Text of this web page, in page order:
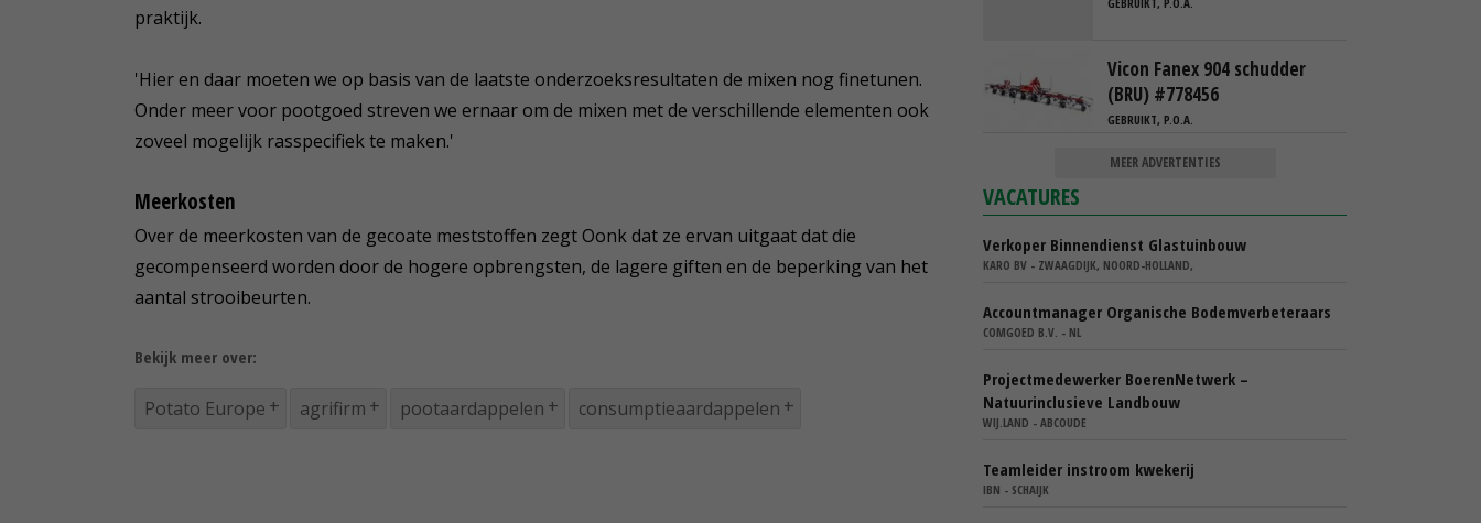
praktijk.
'Hier en daar moeten we op basis van de laatste onderzoeksresultaten de mixen nog finetunen.
Onder meer voor pootgoed streven we ernaar om de mixen met de verschillende elementen ook
zoveel mogelijk rasspecifiek te maken.'
Meerkosten
Over de meerkosten van de gecoate meststoffen zegt Oonk dat ze ervan uitgaat dat die
gecompenseerd worden door de hogere opbrengsten, de lagere giften en de beperking van het
aantal strooibeurten.
Bekijk meer over:
Potato Europe agrifirm pootaardappelen consumptieaardappelen
Vicon Fanex 904 schudder
(BRU) #778456
GEBRUIKT, P.O.A.
MEER ADVERTENTIES
VACATURES
Verkoper Binnendienst Glastuinbouw
KARO BV - ZWAAGDIJK, NOORD-HOLLAND,
Accountmanager Organische Bodemverbeteraars
COMGOED B.V. - NL
Projectmedewerker BoerenNetwerk –
Natuurinclusieve Landbouw
WIJ.LAND - ABCOUDE
Teamleider instroom kwekerij
IBN - SCHAIJK